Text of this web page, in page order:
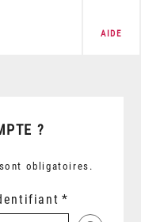
AIDE
?
obligatoires.